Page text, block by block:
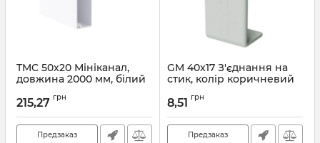
TMC 50x20 Мініканал,
довжина 2000 мм, білий
Артикул: 00313
215,27 грн
Предзаказ
GM 40x17 З'єднання на
стик, колір коричневий
8,51 грн
Предзаказ